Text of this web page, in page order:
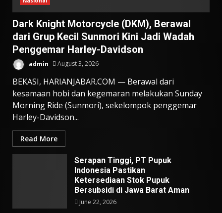
Dark Knight Motorcycle (DKM), Berawal
dari Grup Kecil Sunmori Kini Jadi Wadah
Penggemar Harley-Davidson
admin August 3, 2026
BEKASI, HARIANJABAR.COM — Berawal dari
kesamaan hobi dan kegemaran melakukan Sunday
Morning Ride (Sunmori), sekelompok penggemar
Harley-Davidson...
Read More
Serapan Tinggi, PT Pupuk
Indonesia Pastikan
Ketersediaan Stok Pupuk
Bersubsidi di Jawa Barat Aman
June 22, 2026